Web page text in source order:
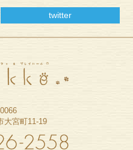
twitter
大宮町11-19